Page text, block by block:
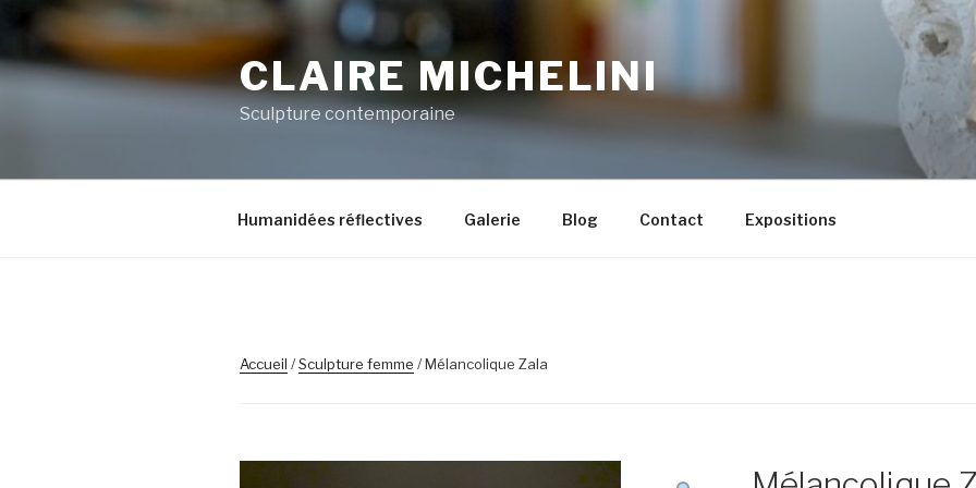
contenu
CLAIRE MICHELINI
Sculpture contemporaine
Humanidées réflectives Galerie Blog Contact Expositions
Accueil /Sculpture femme / Mélancolique Zala